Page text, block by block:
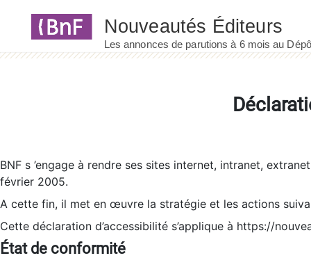
BNF s ’engage à rendre ses sites internet, intranet,
février 2005.
A cette fin, il met en œuvre la stratégie et les actions
Cette déclaration d’accessibilité s’applique à https://
État de conformité